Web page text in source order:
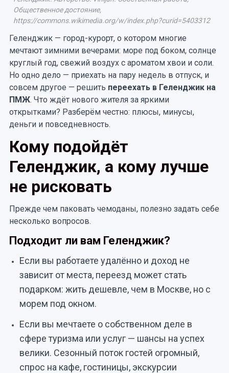
Общественное достояние,
https://commons.wikimedia.org/w/index.php?curid=5403312
Геленджик — город-курорт, о котором многие
мечтают зимними вечерами: море под боком, солнце
круглый год, свежий воздух с ароматом хвои и соли.
Но одно дело — приехать на пару недель в отпуск, и
совсем другое — решить переехать в Геленджик на
ПМЖ. Что ждёт нового жителя за яркими
открытками? Разберём честно: плюсы, минусы,
деньги и повседневность.
Кому подойдёт
Геленджик, а кому лучше
не рисковать
Прежде чем паковать чемоданы, полезно задать себе
несколько вопросов.
Подходит ли вам Геленджик?
Если вы работаете удалённо и доход не
зависит от места, переезд может стать
подарком: жить дешевле, чем в Москве, но с
морем под окном.
Если вы мечтаете о собственном деле в
сфере туризма или услуг — шансы на успех
велики. Сезонный поток гостей огромный,
спрос на кафе, гостиницы, экскурсии